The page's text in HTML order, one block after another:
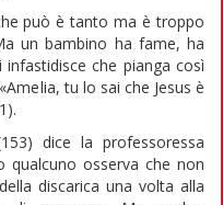
può è tanto ma è troppo
un bambino ha fame, ha
che pianga così
tu lo sai che Jesus è
dice la professoressa
qualcuno osserva che non
discarica una volta alla